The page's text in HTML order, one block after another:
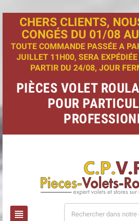
CHERS CLIENTS,
CONGÉS DU 01/08
TOUTE COMMANDE PASSÉE A
JUILLET 11H00, SERA
PARTIR DU 24/08, JOUR
PIÈCES VOLET
POUR
view_headline